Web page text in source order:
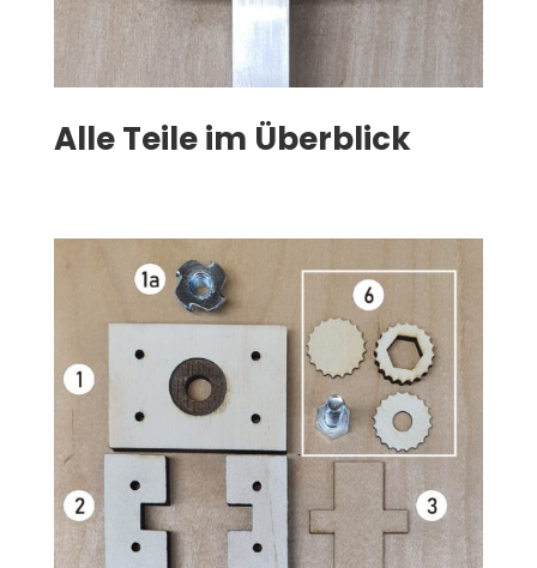
Alle Teile im Überblick